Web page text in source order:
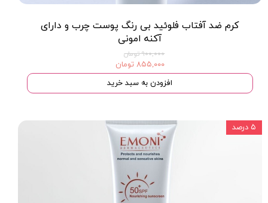
کرم ضد آفتاب فلوئید بی رنگ پوست چرب و داراى
آکنه امونی
۹۰۰,۰۰۰ تومان
۸۵۵,۰۰۰ تومان
افزودن به سبد خرید
۵ درصد